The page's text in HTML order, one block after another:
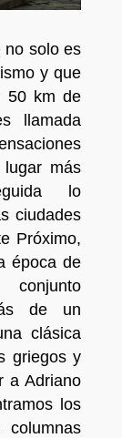
no solo es
y que
50 km de
llamada
más
lo
ciudades
Próximo,
época de
de un
clásica
griegos y
a Adriano
los